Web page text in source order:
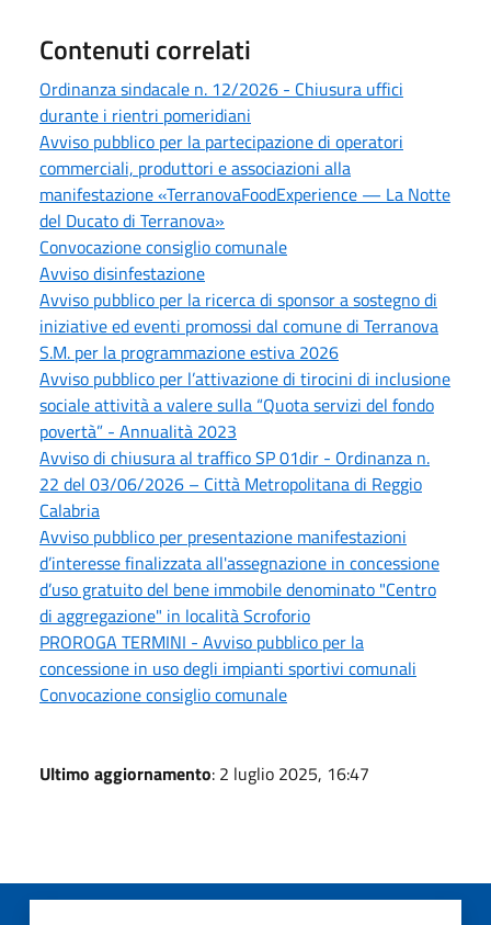
Contenuti correlati
Ordinanza sindacale n. 12/2026 - Chiusura uffici
durante i rientri pomeridiani
Avviso pubblico per la partecipazione di operatori
commerciali, produttori e associazioni alla
manifestazione «TerranovaFoodExperience — La Notte
del Ducato di Terranova»
Convocazione consiglio comunale
Avviso disinfestazione
Avviso pubblico per la ricerca di sponsor a sostegno di
iniziative ed eventi promossi dal comune di Terranova
S.M. per la programmazione estiva 2026
Avviso pubblico per l’attivazione di tirocini di inclusione
sociale attività a valere sulla “Quota servizi del fondo
povertà” - Annualità 2023
Avviso di chiusura al traffico SP 01dir - Ordinanza n.
22 del 03/06/2026 – Città Metropolitana di Reggio
Calabria
Avviso pubblico per presentazione manifestazioni
d’interesse finalizzata all'assegnazione in concessione
d’uso gratuito del bene immobile denominato "Centro
di aggregazione" in località Scroforio
PROROGA TERMINI - Avviso pubblico per la
concessione in uso degli impianti sportivi comunali
Convocazione consiglio comunale
Ultimo aggiornamento: 2 luglio 2025, 16:47